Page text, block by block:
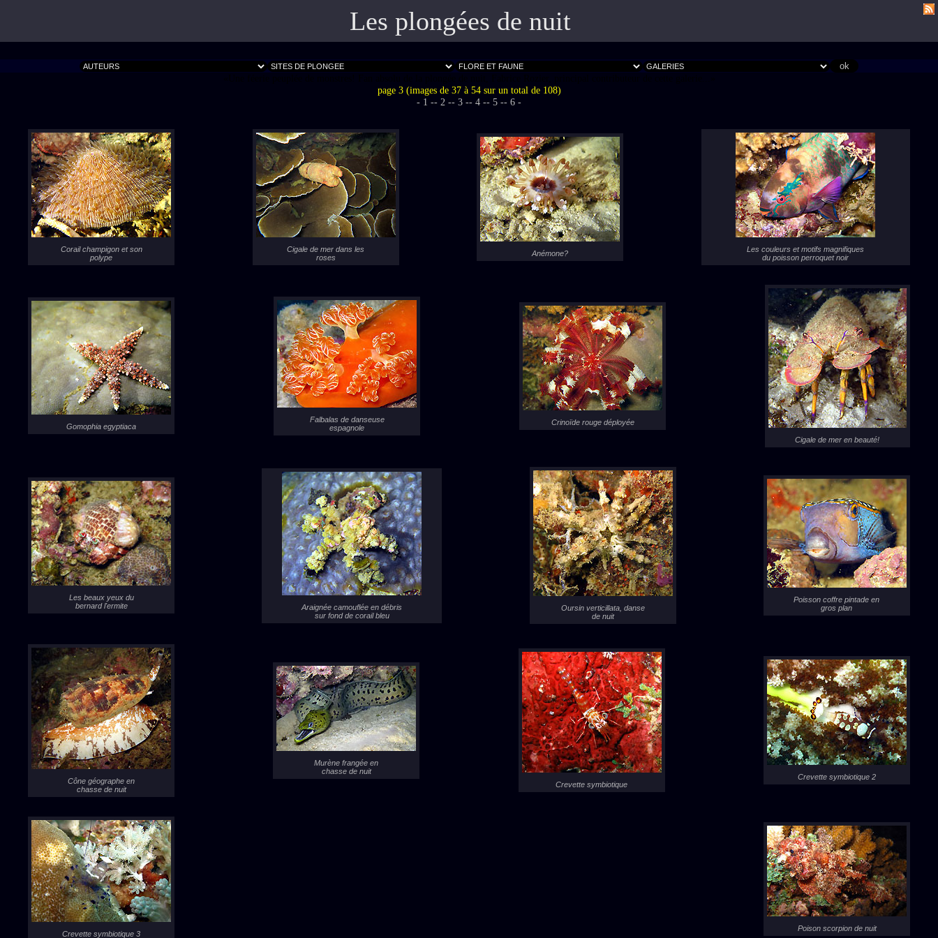
Les plongées de nuit
page 3 (images de 37 à 54 sur un total de 108)
- 1 -- 2 -- 3 -- 4 -- 5 -- 6 -
Corail champigon et son
polype
Cigale de mer dans les
roses
Anémone?
Les couleurs et motifs magnifiques
du poisson perroquet noir
Gomophia egyptiaca
Falbalas de danseuse
espagnole
Crinoïde rouge déployée
Cigale de mer en beauté!
Les beaux yeux du
bernard l'ermite
Araignée camouflée en débris
sur fond de corail bleu
Oursin verticillata, danse
de nuit
Poisson coffre pintade en
gros plan
Cône géographe en
chasse de nuit
Murène frangée en
chasse de nuit
Crevette symbiotique
Crevette symbiotique 2
Crevette symbiotique 3
Poison scorpion de nuit